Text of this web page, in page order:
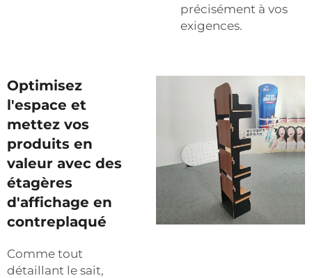
précisément à vos
exigences.
Optimisez
l'espace et
mettez vos
produits en
valeur avec des
étagères
d'affichage en
contreplaqué
Comme tout
détaillant le sait,